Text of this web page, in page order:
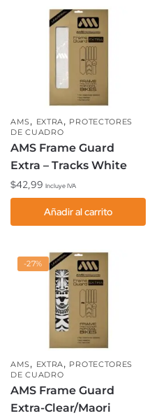
producto
AMS, EXTRA, PROTECTORES
DE CUADRO
AMS Frame Guard
Extra – Tracks White
$42,99 Incluye IVA
Añadir al carrito
-27%
AMS, EXTRA, PROTECTORES
DE CUADRO
AMS Frame Guard
Extra-Clear/Maori